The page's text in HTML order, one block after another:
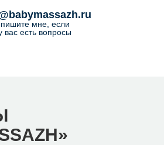
пишите мне, если
вас есть вопросы